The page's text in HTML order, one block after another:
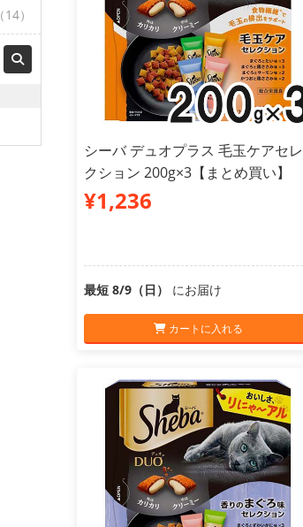
（14）
シーバ デュオプラス 毛玉ケアセレ
クション 200g×3【まとめ買い】
¥1,236
最短 8/9（日） にお届け
カートに入れる